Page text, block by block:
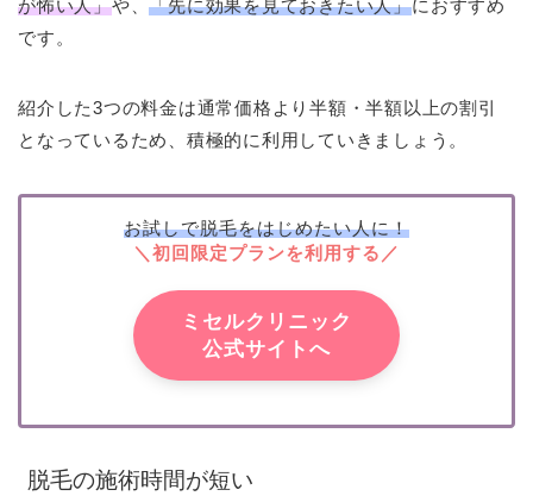
が怖い人」や、「先に効果を見ておきたい人」におすすめ
です。
紹介した3つの料金は通常価格より半額・半額以上の割引
となっているため、積極的に利用していきましょう。
お試しで脱毛をはじめたい人に！
＼初回限定プランを利用する／
ミセルクリニック
公式サイトへ
脱毛の施術時間が短い